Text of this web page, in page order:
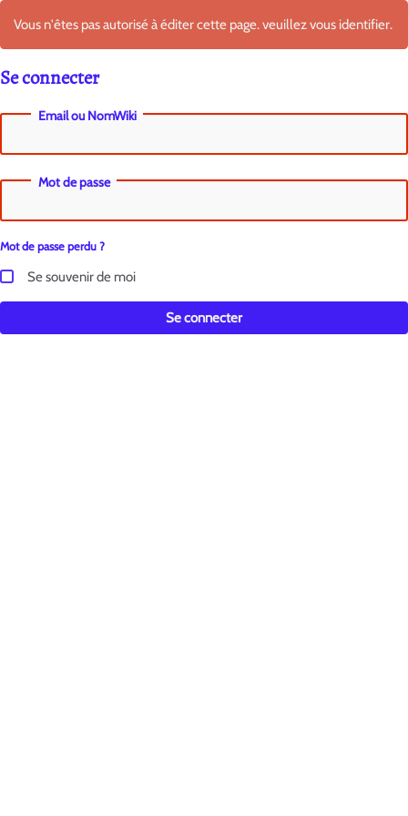
Vous n'êtes pas autorisé à éditer cette page. veuillez vous identifier.
Se connecter
Email ou NomWiki
Mot de passe
Mot de passe perdu ?
Se souvenir de moi
Se connecter